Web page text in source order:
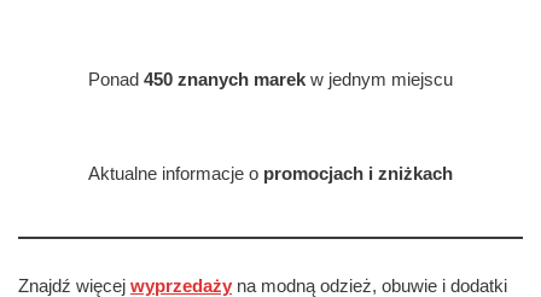
Ponad 450 znanych marek w jednym miejscu
Aktualne informacje o promocjach i zniżkach
Znajdź więcej wyprzedaży na modną odzież, obuwie i dodatki